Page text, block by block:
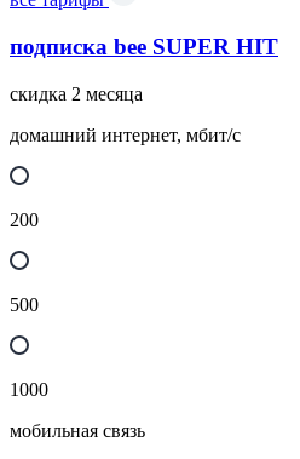
подписка bee SUPER HIT
скидка 2 месяца
домашний интернет, мбит/с
200
500
1000
мобильная связь